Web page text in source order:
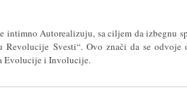
intimno Autorealizuju, sa ciljem da izbegnu
Revolucije Svesti“. Ovo znači da se odvoje
Evolucije i Involucije.